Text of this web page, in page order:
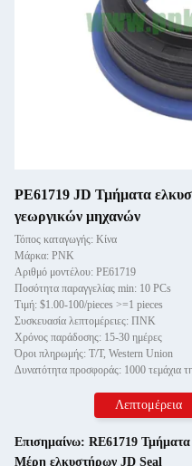
ΡΕ61719 JD Τμήματα
γεωργικών μηχανών
Τόπος καταγωγής: Κίνα
Μάρκα: PNK
Αριθμό μοντέλου: ΡΕ61719
Ποσότητα παραγγελίας min: 10 PCs
Τιμή: $1.00-100/pieces >=1 pieces
Συσκευασία λεπτομέρειες: ΠΝΚ
Χρόνος παράδοσης: 15-30 ημέρες
Όροι πληρωμής: T/T, Western Union
Δυνατότητα προσφοράς: 1000 τεμάχια
Λεπτομέρεια
Επισημαίνω: RE61719
Μέρη ελκυστήρων JD Seal